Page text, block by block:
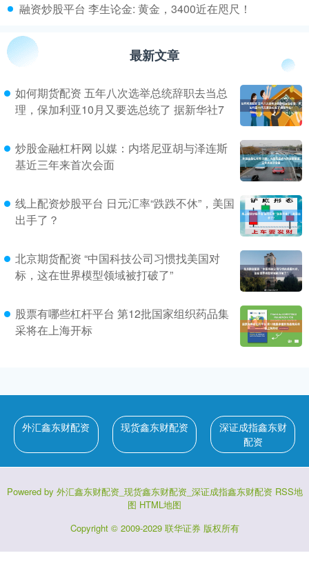
​融资炒股平台 李生论金: 黄金，3400近在咫尺！
最新文章
如何期货配资 五年八次选举总统辞职去当总
理，保加利亚10月又要选总统了 据新华社7
炒股金融杠杆网 以媒：内塔尼亚胡与泽连斯
基近三年来首次会面
线上配资炒股平台 日元汇率“跌跌不休”，美国
出手了？
北京期货配资 “中国科技公司习惯找美国对
标，这在世界模型领域被打破了”
股票有哪些杠杆平台 第12批国家组织药品集
采将在上海开标
外汇鑫东财配资 现货鑫东财配资
深证成指鑫东财
配资
Powered by 外汇鑫东财配资_现货鑫东财配资_深证成指鑫东财配资 RSS地
图 HTML地图
Copyright © 2009-2029 联华证券版权所有